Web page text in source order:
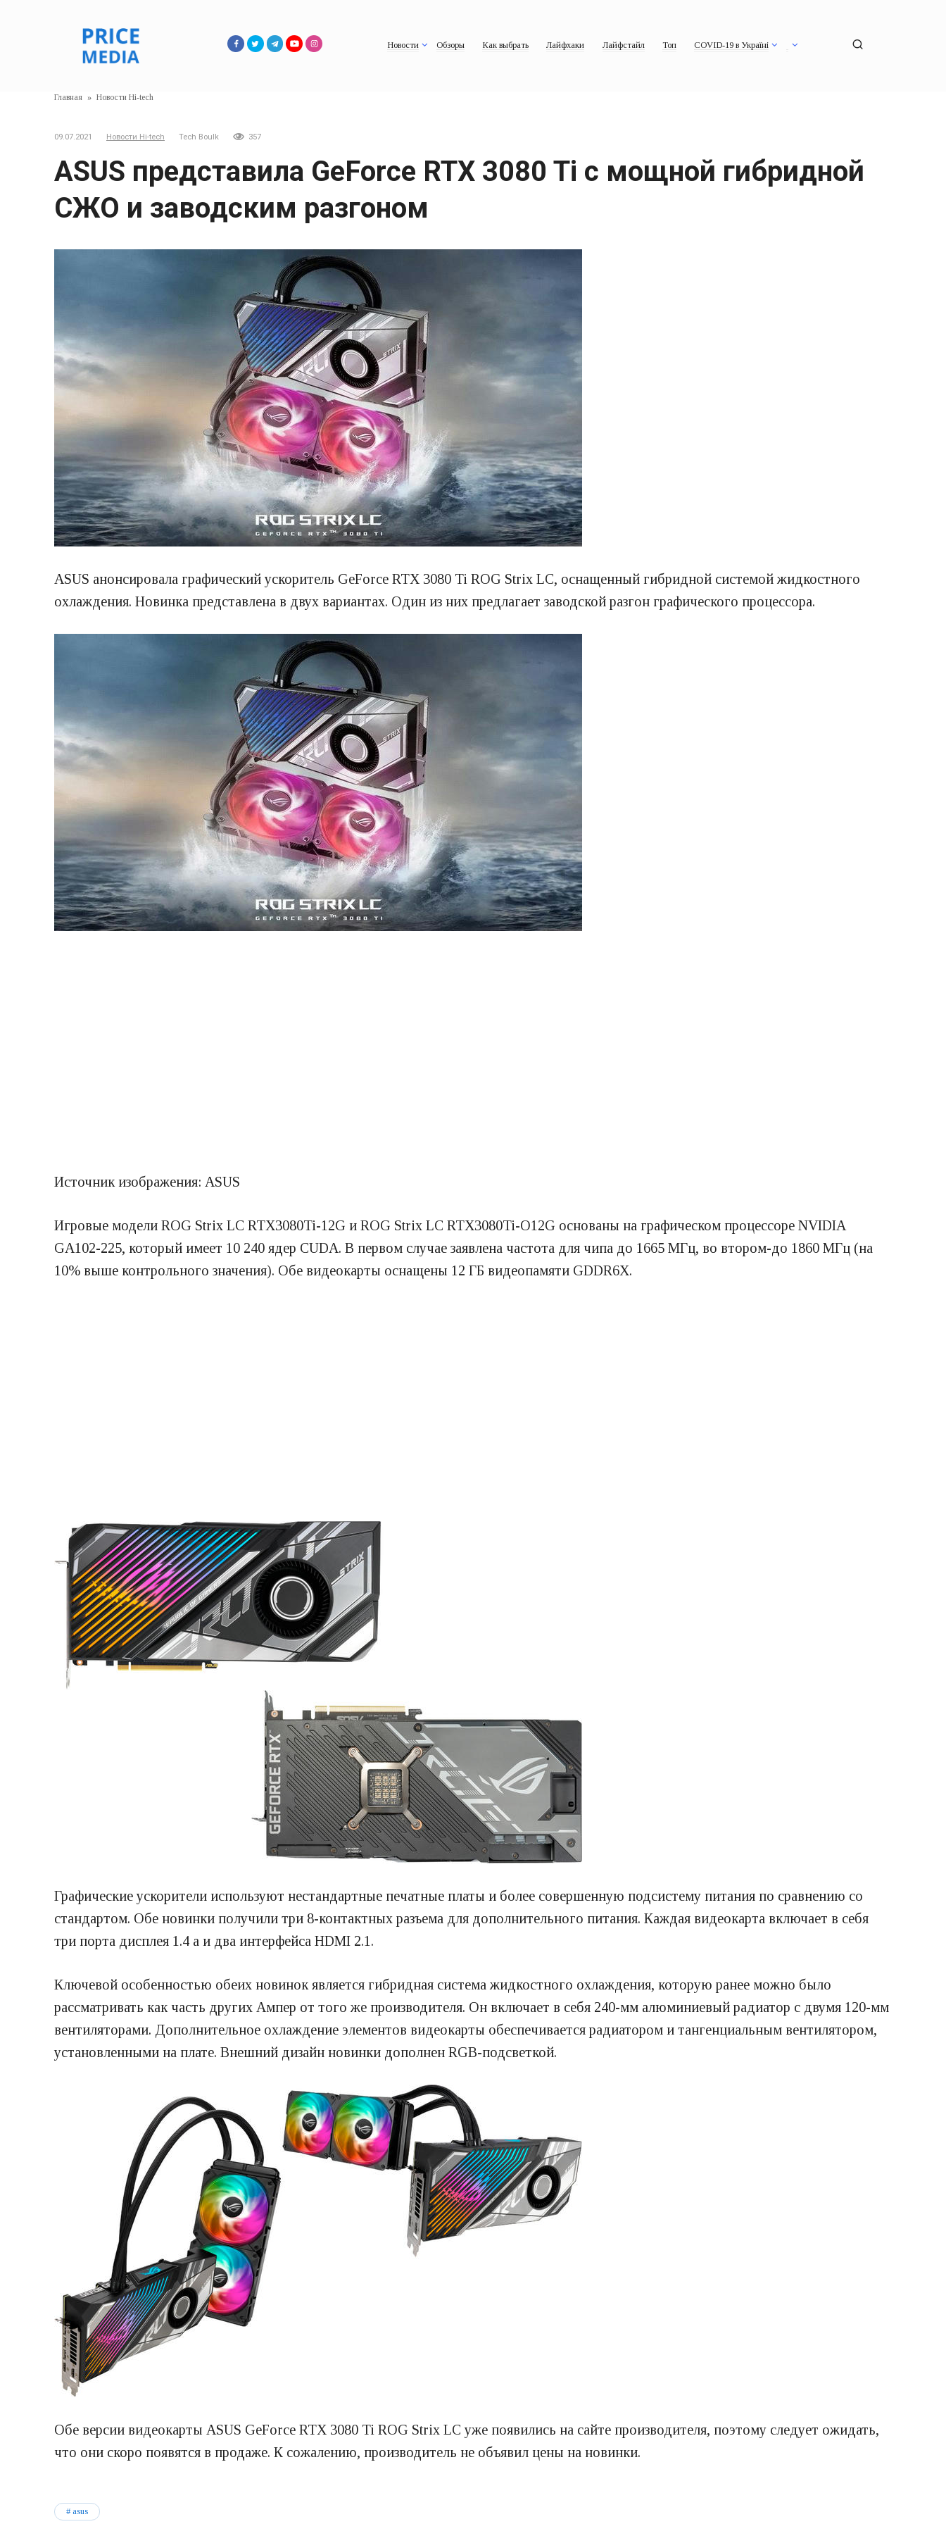
Новости Обзоры Как выбрать Лайфхаки Лайфстайл Топ COVID-19 в Україні
Главная » Новости Hi-tech
09.07.2021 Новости Hi-tech Tech Boulk 357
ASUS представила GeForce RTX 3080 Ti с мощной гибридной
СЖО и заводским разгоном
ASUS анонсировала графический ускоритель GeForce RTX 3080 Ti ROG Strix LC, оснащенный гибридной системой жидкостного
охлаждения. Новинка представлена в двух вариантах. Один из них предлагает заводской разгон графического процессора.
Источник изображения: ASUS
Игровые модели ROG Strix LC RTX3080Ti-12G и ROG Strix LC RTX3080Ti-O12G основаны на графическом процессоре NVIDIA
GA102-225, который имеет 10 240 ядер CUDA. В первом случае заявлена частота для чипа до 1665 МГц, во втором-до 1860 МГц (на
10% выше контрольного значения). Обе видеокарты оснащены 12 ГБ видеопамяти GDDR6X.
Графические ускорители используют нестандартные печатные платы и более совершенную подсистему питания по сравнению со
стандартом. Обе новинки получили три 8-контактных разъема для дополнительного питания. Каждая видеокарта включает в себя
три порта дисплея 1.4 a и два интерфейса HDMI 2.1.
Ключевой особенностью обеих новинок является гибридная система жидкостного охлаждения, которую ранее можно было
рассматривать как часть других Ампер от того же производителя. Он включает в себя 240-мм алюминиевый радиатор с двумя 120-мм
вентиляторами. Дополнительное охлаждение элементов видеокарты обеспечивается радиатором и тангенциальным вентилятором,
установленными на плате. Внешний дизайн новинки дополнен RGB-подсветкой.
Обе версии видеокарты ASUS GeForce RTX 3080 Ti ROG Strix LC уже появились на сайте производителя, поэтому следует ожидать,
что они скоро появятся в продаже. К сожалению, производитель не объявил цены на новинки.
asus